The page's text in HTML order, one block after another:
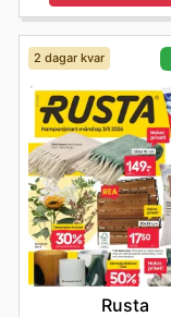
De uppmuntrar
nya
Guldfynd vill göra
favoritprodukter.
Håll dig
av exklusiva
2 dagar kvar
Rusta